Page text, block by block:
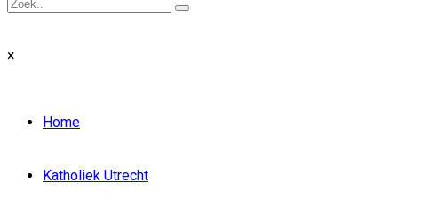
×
Home
Katholiek Utrecht